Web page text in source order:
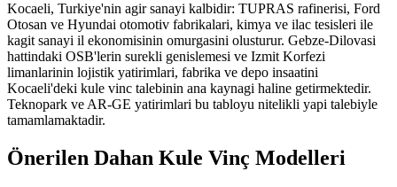
Kocaeli, Turkiye'nin agir sanayi kalbidir: TUPRAS rafinerisi, Ford
Otosan ve Hyundai otomotiv fabrikalari, kimya ve ilac tesisleri ile
kagit sanayi il ekonomisinin omurgasini olusturur. Gebze-Dilovasi
hattindaki OSB'lerin surekli genislemesi ve Izmit Korfezi
limanlarinin lojistik yatirimlari, fabrika ve depo insaatini
Kocaeli'deki kule vinc talebinin ana kaynagi haline getirmektedir.
Teknopark ve AR-GE yatirimlari bu tabloyu nitelikli yapi talebiyle
tamamlamaktadir.
Önerilen Dahan Kule Vinç Modelleri